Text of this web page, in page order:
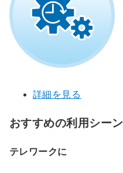
詳細を見る
おすすめの利用シーン
テレワークに